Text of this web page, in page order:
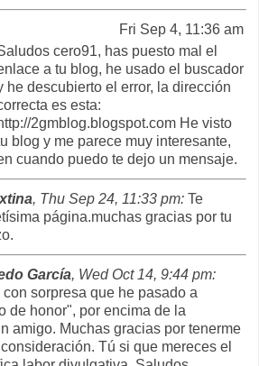
Fri Sep 4, 11:36 am
cero91, has puesto mal el
a tu blog, he usado el buscador
he descubierto el error, la dirección
es esta:
2gmblog.blogspot.com He visto
blog y me parece muy interesante,
cuando puedo te dejo un mensaje.
, Thu Sep 24, 11:33 pm: Te
página.muchas gracias por tu
García, Wed Oct 14, 9:44 pm:
sorpresa que he pasado a
de honor", por encima de la
amigo. Muchas gracias por tenerme
Tú si que mereces el